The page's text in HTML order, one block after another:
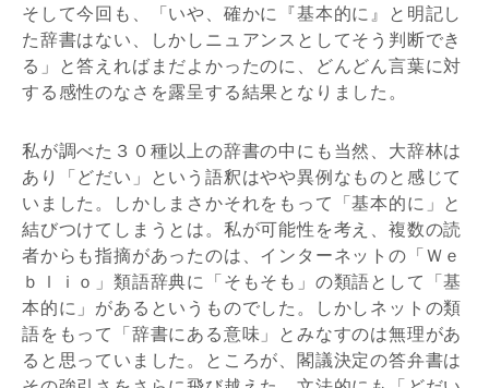
そして今回も、「いや、確かに『基本的に』と明記し
た辞書はない、しかしニュアンスとしてそう判断でき
る」と答えればまだよかったのに、どんどん言葉に対
する感性のなさを露呈する結果となりました。
私が調べた３０種以上の辞書の中にも当然、大辞林は
あり「どだい」という語釈はやや異例なものと感じて
いました。しかしまさかそれをもって「基本的に」と
結びつけてしまうとは。私が可能性を考え、複数の読
者からも指摘があったのは、インターネットの「Ｗｅ
ｂｌｉｏ」類語辞典に「そもそも」の類語として「基
本的に」があるというものでした。しかしネットの類
語をもって「辞書にある意味」とみなすのは無理があ
ると思っていました。ところが、閣議決定の答弁書は